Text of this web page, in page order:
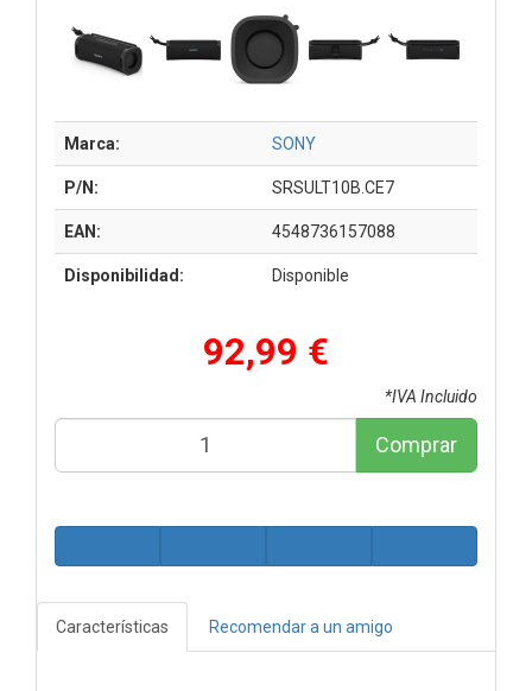
Marca: SONY
P/N: SRSULT10B.CE7
EAN: 4548736157088
Disponibilidad: Disponible
92,99 €
*IVA Incluido
Comprar
Características Recomendar a un amigo